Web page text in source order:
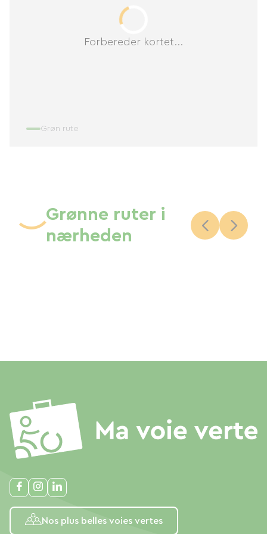
Forbereder kortet...
Grøn rute
Grønne ruter i
nærheden
Nos plus belles voies vertes